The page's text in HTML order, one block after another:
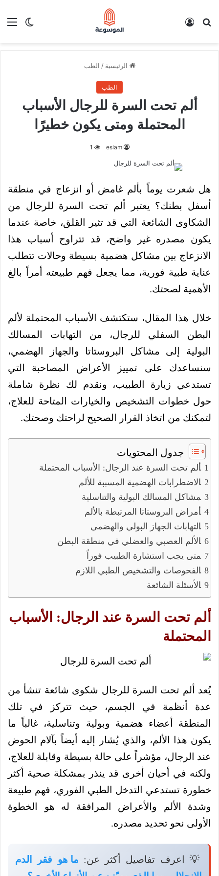
الوضع بحث عن
الرئيسية / الطب
الطب
ألم تحت السرة للرجال الأسباب
المحتملة ومتى يكون خطيرًا
eslam
1
هل شعرت يوماً بألم غامض أو انزعاج في منطقة
أسفل بطنك؟ يعتبر ألم تحت السرة للرجال من
الشكاوى الشائعة التي قد تثير القلق، خاصة عندما
يكون مصدره غير واضح، قد تتراوح أسباب هذا
الانزعاج بين مشاكل هضمية بسيطة وحالات تتطلب
عناية طبية فورية، مما يجعل فهم طبيعته أمراً بالغ
الأهمية لصحتك.
خلال هذا المقال، ستكتشف الأسباب المحتملة لألم
البطن السفلي للرجال، من التهابات المسالك
البولية إلى مشاكل البروستاتا والجهاز الهضمي،
سنساعدك على تمييز الأعراض المصاحبة التي
تستدعي زيارة الطبيب، ونقدم لك نظرة شاملة
حول خطوات التشخيص والخيارات المتاحة للعلاج،
لتمكنك من اتخاذ القرار الصحيح لراحتك وصحتك.
جدول المحتويات
ألم تحت السرة عند الرجال: الأسباب المحتملة
الاضطرابات الهضمية المسببة للألم
مشاكل المسالك البولية والتناسلية
أمراض البروستاتا المرتبطة بالألم
التهابات الجهاز البولي والهضمي
الألم العصبي والعضلي في منطقة البطن
متى يجب استشارة الطبيب فوراً
الفحوصات والتشخيص الطبي اللازم
الأسئلة الشائعة
ألم تحت السرة عند الرجال: الأسباب
المحتملة
يُعد ألم تحت السرة للرجال شكوى شائعة تنشأ من
عدة أنظمة في الجسم، حيث تتركز في تلك
المنطقة أعضاء هضمية وبولية وتناسلية، غالباً ما
يكون هذا الألم، والذي يُشار إليه أيضاً بآلام الحوض
عند الرجال، مؤشراً على حالة بسيطة وقابلة للعلاج،
ولكنه في أحيان أخرى قد ينذر بمشكلة صحية أكثر
خطورة تستدعي التدخل الطبي الفوري، فهم طبيعة
وشدة الألم والأعراض المرافقة له هو الخطوة
الأولى نحو تحديد مصدره.
💡 اعرف تفاصيل أكثر عن: ما هو فقر الدم